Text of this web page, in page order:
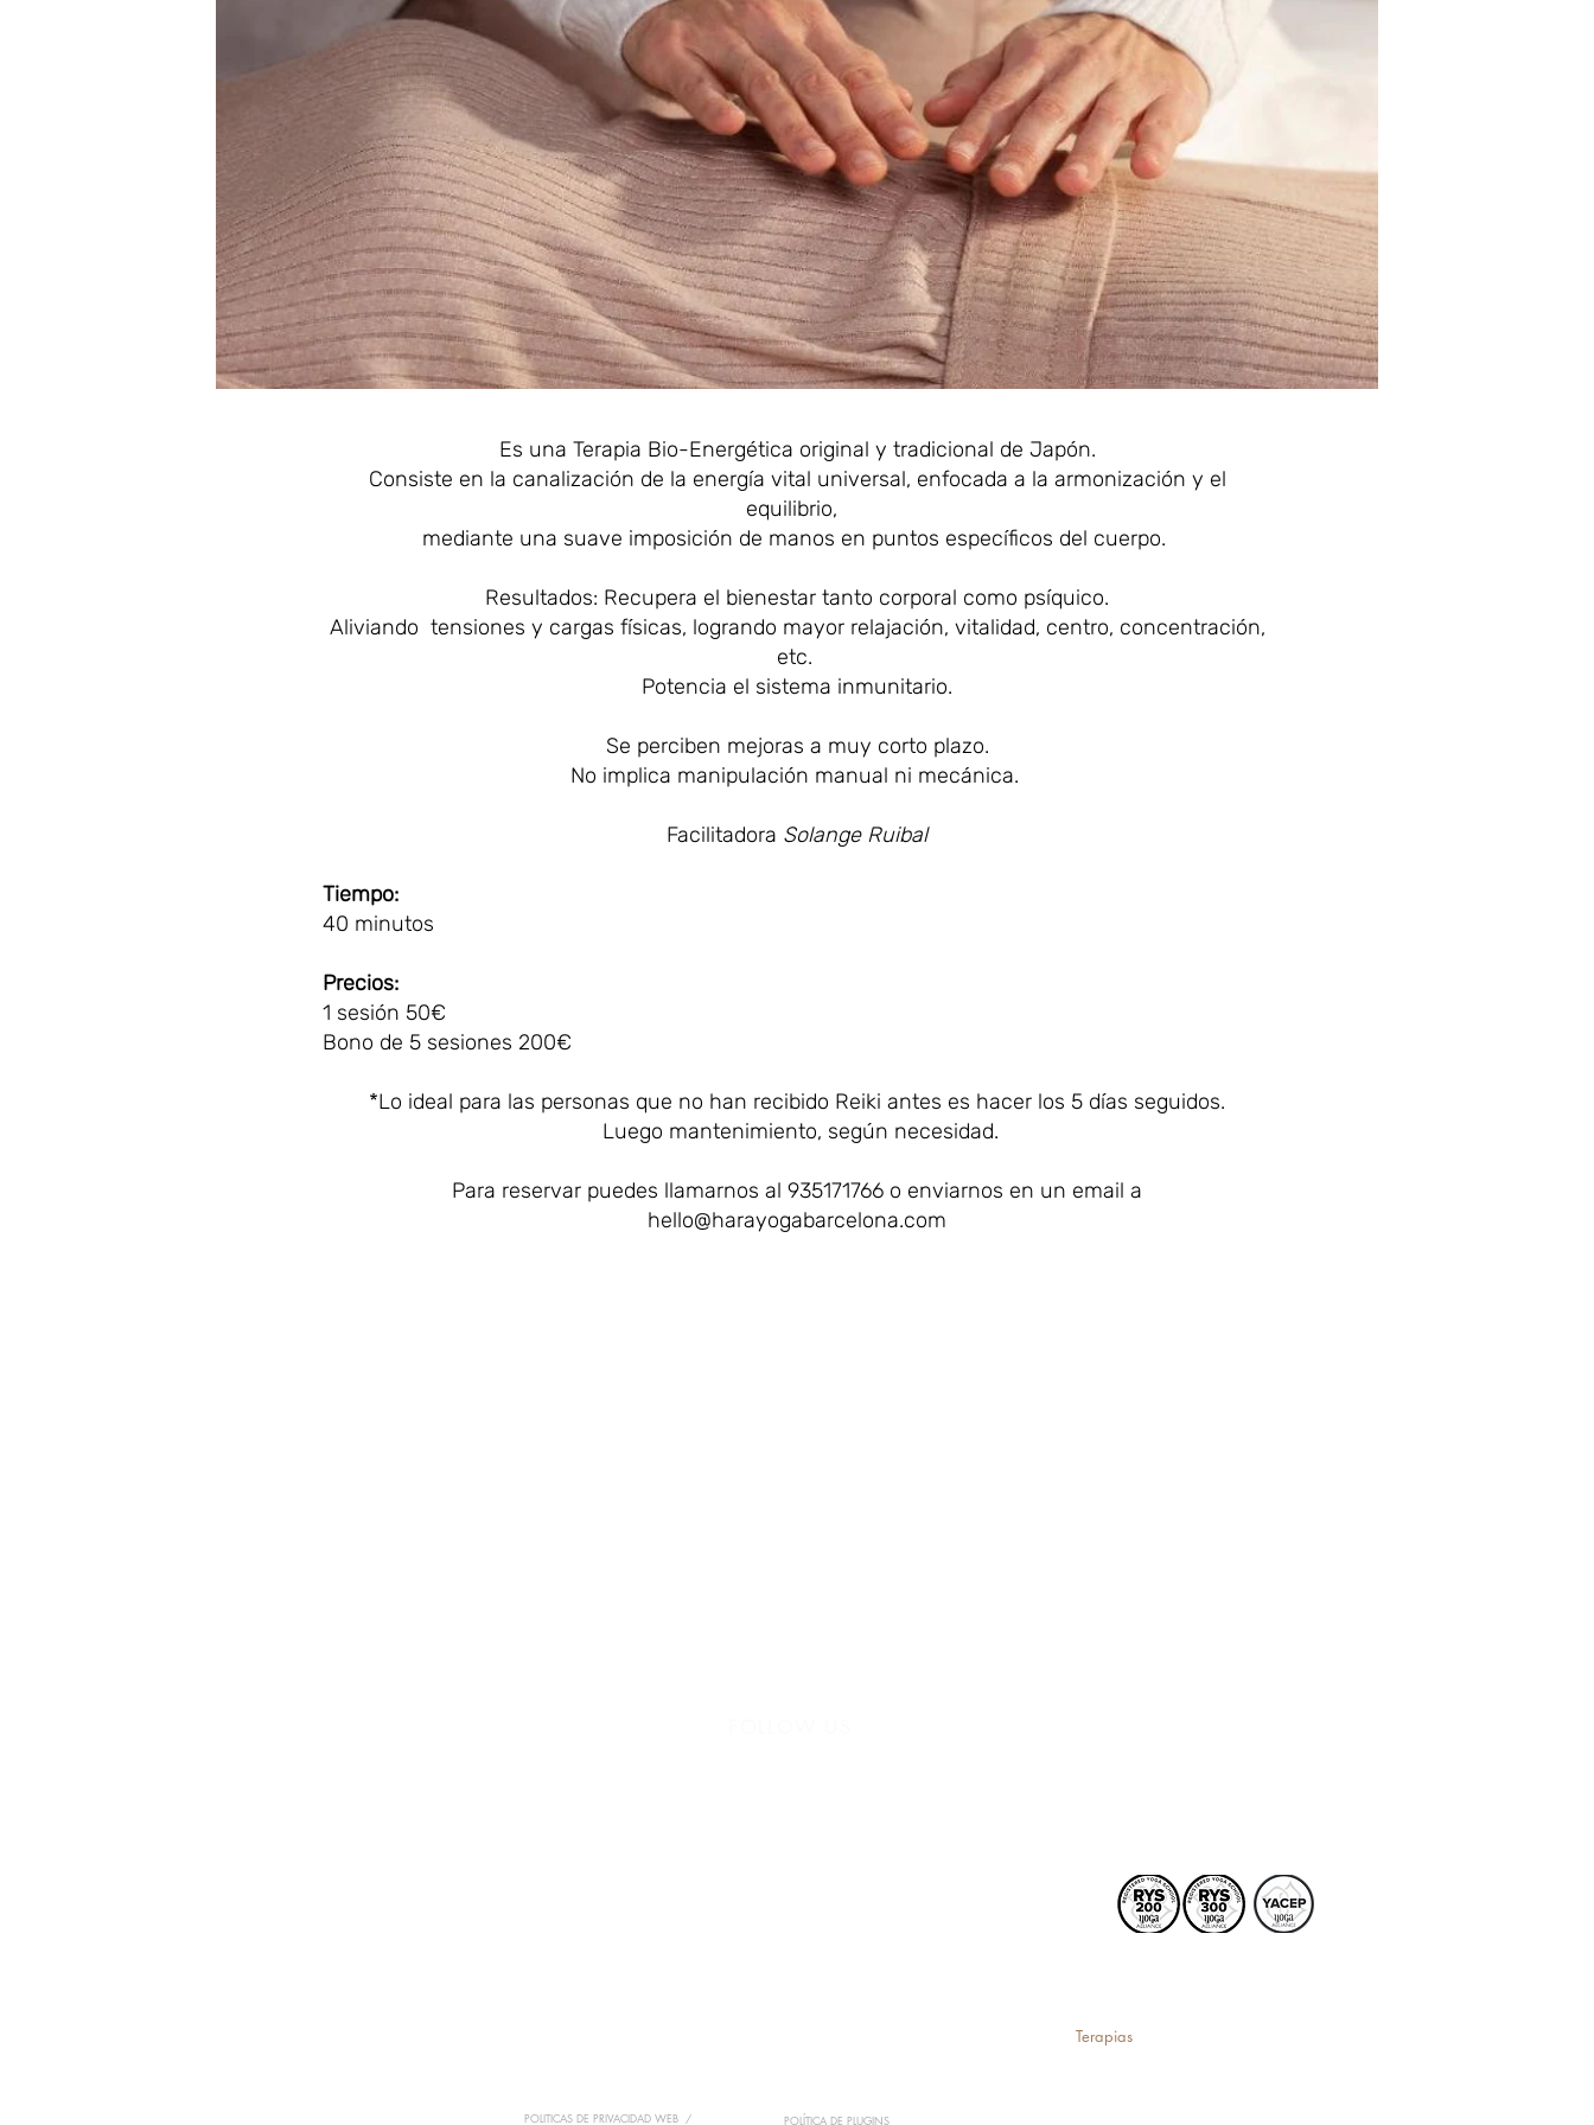
Es una Terapia Bio-Energética original y tradicional de Japón.
Consiste en la canalización de la energía vital universal, enfocada a la armonización y el
equilibrio,
mediante una suave imposición de manos en puntos específicos del cuerpo.
Resultados: Recupera el bienestar tanto corporal como psíquico.
Aliviando tensiones y cargas físicas, logrando mayor relajación, vitalidad, centro, concentración,
etc.
Potencia el sistema inmunitario.
Se perciben mejoras a muy corto plazo.
No implica manipulación manual ni mecánica.
Facilitadora Solange Ruibal
Tiempo:
40 minutos
Precios:
1 sesión 50€
Bono de 5 sesiones 200€
*Lo ideal para las personas que no han recibido Reiki antes es hacer los 5 días seguidos.
Luego mantenimiento, según necesidad.
Para reservar puedes llamarnos al 935171766 o enviarnos en un email a
hello@harayogabarcelona.com
Terapias
POLITICAS DE PRIVACIDAD WEB / POLÍTICA DE PLUGINS